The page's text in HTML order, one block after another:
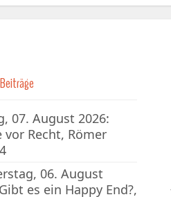
07. August 2026:
vor Recht, Römer
06. August
es ein Happy End?,